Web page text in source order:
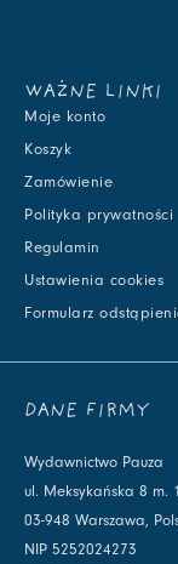
WAŻNE LINKI
Moje konto
Koszyk
Zamówienie
Polityka prywatności
Regulamin
Ustawienia cookies
Formularz
DANE FIRMY
Wydawnictwo Pauza
ul. Meksykańska 8 m.
03-948 Warszawa,
NIP 5252024273